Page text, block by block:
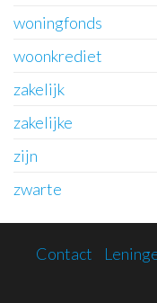
woningfonds
woonkrediet
zakelijk
zakelijke
zijn
zwarte
Contact